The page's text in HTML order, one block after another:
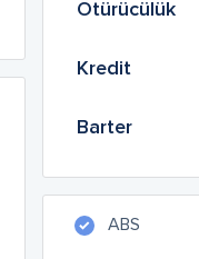
Ötürücülük
Kredit
Barter
ABS